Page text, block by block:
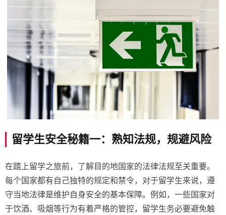
留学生安全秘籍一：熟知法规，规避风险
在踏上留学之旅前，了解目的地国家的法律法规至关重要。
每个国家都有自己独特的规定和禁令，对于留学生来说，遵
守当地法律是维护自身安全的基本保障。例如，一些国家对
于饮酒、吸烟等行为有着严格的管控，留学生务必要避免触